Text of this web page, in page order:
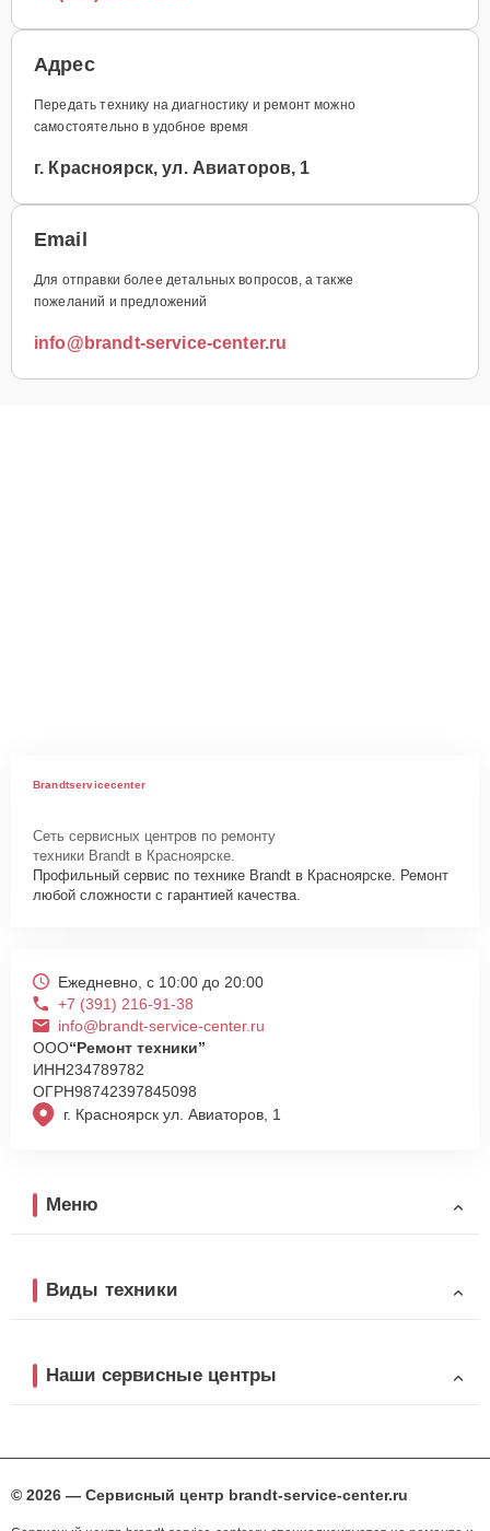
Адрес
Передать технику на диагностику и ремонт можно
самостоятельно в удобное время
г. Красноярск, ул. Авиаторов, 1
Email
Для отправки более детальных вопросов, а также
пожеланий и предложений
info@brandt-service-center.ru
Brandtservicecenter
Сеть сервисных центров по ремонту
техники Brandt в Красноярске.
Профильный сервис по технике Brandt в Красноярске. Ремонт
любой сложности с гарантией качества.
г. Красноярск ул. Авиаторов, 1
Ежедневно, с 10:00 до 20:00
+7 (391) 216-91-38
info@brandt-service-center.ru
ООО“Ремонт техники”
ИНН234789782
ОГРН98742397845098
Меню
Виды техники
Наши сервисные центры
© 2026 — Сервисный центр brandt-service-center.ru